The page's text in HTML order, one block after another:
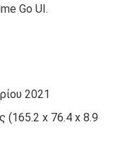
Go UI.
2021
(165.2 x 76.4 x 8.9